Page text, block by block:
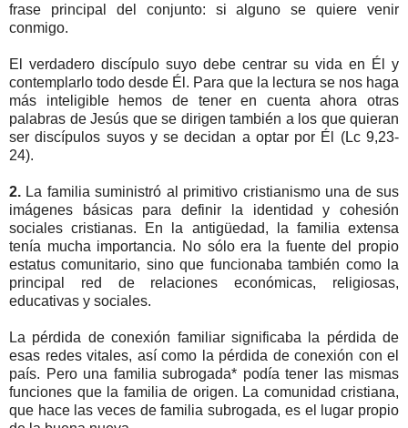
frase principal del conjunto: si alguno se quiere venir
conmigo.
El verdadero discípulo suyo debe centrar su vida en Él y
contemplarlo todo desde Él. Para que la lectura se nos haga
más inteligible hemos de tener en cuenta ahora otras
palabras de Jesús que se dirigen también a los que quieran
ser discípulos suyos y se decidan a optar por Él (Lc 9,23-
24).
2. La familia suministró al primitivo cristianismo una de sus
imágenes básicas para definir la identidad y cohesión
sociales cristianas. En la antigüedad, la familia extensa
tenía mucha importancia. No sólo era la fuente del propio
estatus comunitario, sino que funcionaba también como la
principal red de relaciones económicas, religiosas,
educativas y sociales.
La pérdida de conexión familiar significaba la pérdida de
esas redes vitales, así como la pérdida de conexión con el
país. Pero una familia subrogada* podía tener las mismas
funciones que la familia de origen. La comunidad cristiana,
que hace las veces de familia subrogada, es el lugar propio